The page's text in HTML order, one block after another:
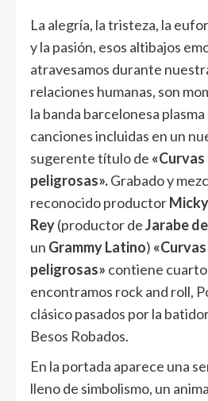
La alegría, la tristeza, la
y la pasión, esos altibajos
atravesamos durante
relaciones humanas, son
la banda barcelonesa
canciones incluidas en un
sugerente título de «Curvas
peligrosas».Grabado y
reconocido productor
Rey(productor deJarabe
un Grammy Latino) «Curvas
peligrosas» contiene
encontramos rock and roll,
clásico pasados por la
Besos Robados.
En la portada aparece una
lleno de simbolismo, un